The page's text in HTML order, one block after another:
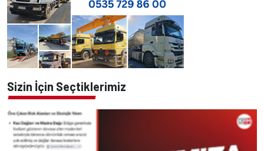
Sizin İçin Seçtiklerimiz